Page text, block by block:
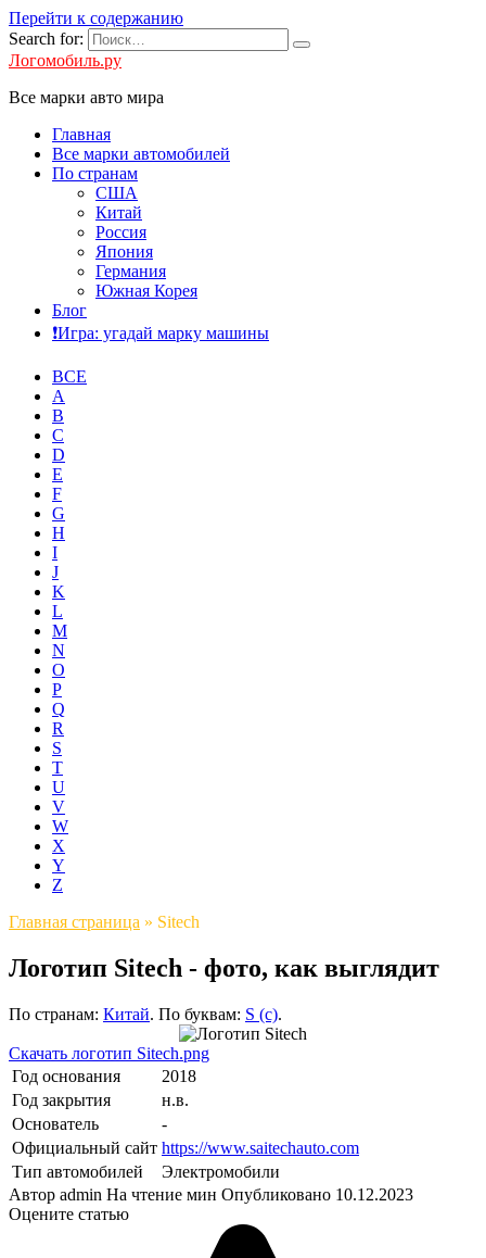
Перейти к содержанию
Search for:
Логомобиль.ру
Все марки авто мира
Главная
Все марки автомобилей
По странам
США
Китай
Россия
Япония
Германия
Южная Корея
Блог
❗️Игра: угадай марку машины
ВСЕ
A
B
C
D
E
F
G
H
I
J
K
L
M
N
O
P
Q
R
S
T
U
V
W
X
Y
Z
Главная страница » Sitech
Логотип Sitech - фото, как выглядит
По странам: Китай. По буквам: S (с).
Скачать логотип Sitech.png
Год основания
2018
Год закрытия
н.в.
Основатель
-
Официальный сайт https://www.saitechauto.com
Тип автомобилей
Электромобили
Автор admin На чтение мин Опубликовано 10.12.2023
Оцените статью